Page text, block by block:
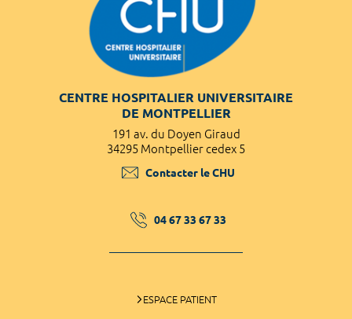
CENTRE HOSPITALIER UNIVERSITAIRE
DE MONTPELLIER
191 av. du Doyen Giraud
34295 Montpellier cedex 5
Contacter le CHU
04 67 33 67 33
ESPACE PATIENT